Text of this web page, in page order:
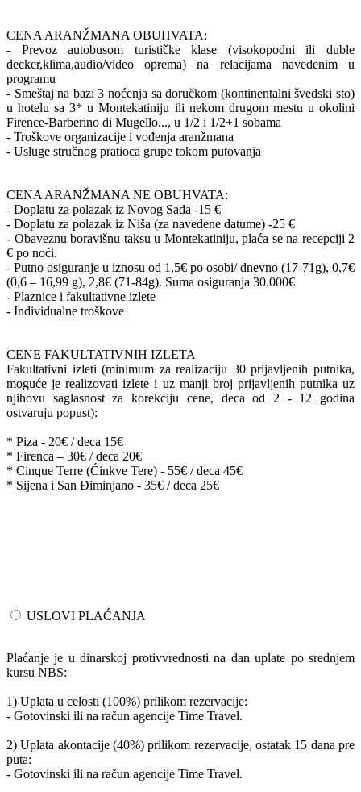
CENA ARANŽMANA OBUHVATA:
- Prevoz autobusom turističke klase (visokopodni ili duble
decker,klima,audio/video oprema) na relacijama navedenim u
programu
- Smeštaj na bazi 3 noćenja sa doručkom (kontinentalni švedski sto)
u hotelu sa 3* u Montekatiniju ili nekom drugom mestu u okolini
Firence-Barberino di Mugello..., u 1/2 i 1/2+1 sobama
- Troškove organizacije i vođenja aranžmana
- Usluge stručnog pratioca grupe tokom putovanja
CENA ARANŽMANA NE OBUHVATA:
- Doplatu za polazak iz Novog Sada -15 €
- Doplatu za polazak iz Niša (za navedene datume) -25 €
- Obaveznu boravišnu taksu u Montekatiniju, plaća se na recepciji 2
€ po noći.
- Putno osiguranje u iznosu od 1,5€ po osobi/ dnevno (17-71g), 0,7€
(0,6 – 16,99 g), 2,8€ (71-84g). Suma osiguranja 30.000€
- Plaznice i fakultativne izlete
- Individualne troškove
CENE FAKULTATIVNIH IZLETA
Fakultativni izleti (minimum za realizaciju 30 prijavljenih putnika,
moguće je realizovati izlete i uz manji broj prijavljenih putnika uz
njihovu saglasnost za korekciju cene, deca od 2 - 12 godina
ostvaruju popust):
* Piza - 20€ / deca 15€
* Firenca – 30€ / deca 20€
* Cinque Terre (Ćinkve Tere) - 55€ / deca 45€
* Sijena i San Điminjano - 35€ / deca 25€
USLOVI PLAĆANJA
Plaćanje je u dinarskoj protivvrednosti na dan uplate po srednjem
kursu NBS:
1) Uplata u celosti (100%) prilikom rezervacije:
- Gotovinski ili na račun agencije Time Travel.
2) Uplata akontacije (40%) prilikom rezervacije, ostatak 15 dana pre
puta:
- Gotovinski ili na račun agencije Time Travel.